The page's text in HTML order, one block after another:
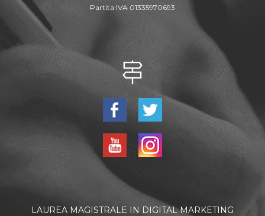
Partita IVA 01335970693
LAUREA MAGISTRALE IN DIGITAL MARKETING